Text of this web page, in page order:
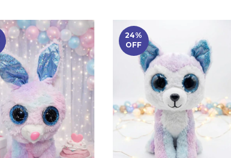
24%
OFF